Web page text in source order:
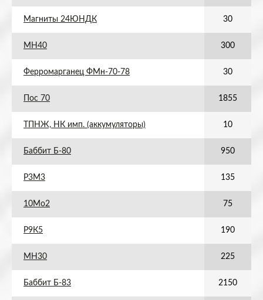
Магниты 24ЮНДК 30
МН40 300
Ферромарганец ФМн-70-78 30
Пос 70 1855
ТПНЖ, НК имп. (аккумуляторы) 10
Баббит Б-80 950
Р3М3 135
10Мо2 75
Р9К5 190
МН30 225
Баббит Б-83 2150